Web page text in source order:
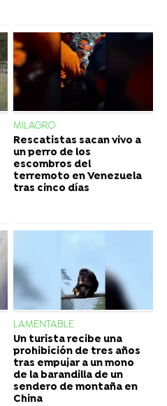
MILAGRO
Rescatistas sacan vivo a
un perro de los
escombros del
terremoto en Venezuela
tras cinco días
LAMENTABLE
Un turista recibe una
prohibición de tres años
tras empujar a un mono
de la barandilla de un
sendero de montaña en
China